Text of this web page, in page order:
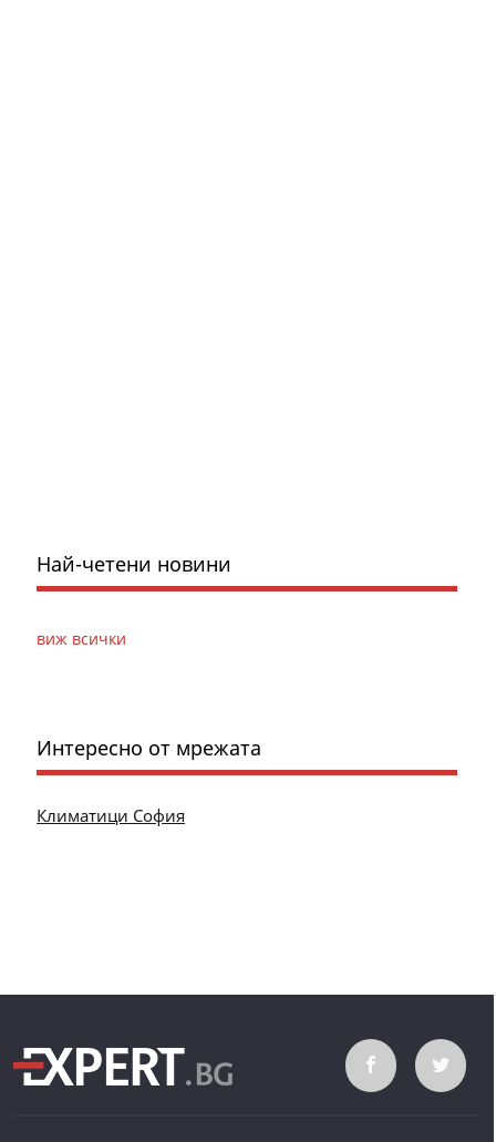
Най-четени новини
виж всички
Интересно от мрежата
Климатици София